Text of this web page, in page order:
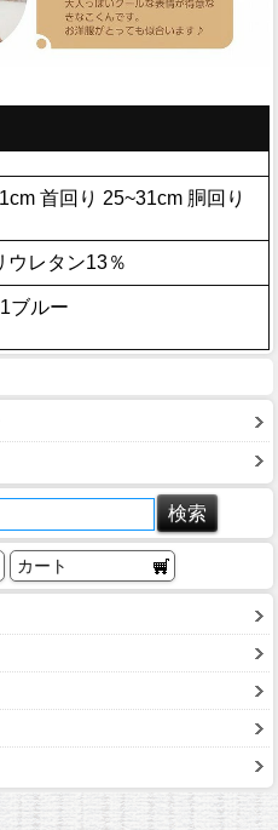
首回り 25~31cm 胴回り
ウレタン13％
ブルー
カート